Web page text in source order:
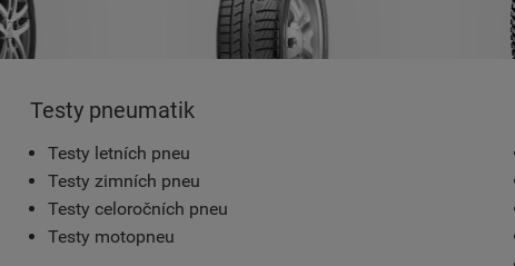
Testy pneumatik
Testy letních pneu
Testy zimních pneu
Testy celoročních pneu
Testy motopneu